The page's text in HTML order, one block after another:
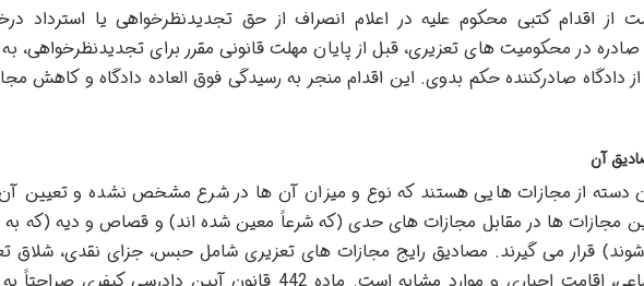
از اقدام کتبی محکوم علیه در اعلام انصراف از حق تجدیدنظرخواهی یا استرداد
در محکومیت های تعزیری، قبل از پایان مهلت قانونی مقرر برای تجدیدنظرخواهی،
دادگاه صادرکننده حکم بدوی. این اقدام منجر به رسیدگی فوق العاده دادگاه و کاهش
آن
دسته از مجازات هایی هستند که نوع و میزان آن ها در شرع مشخص نشده و تعیین
مجازات ها در مقابل مجازات های حدی (که شرعاً معین شده اند) و قصاص و دیه (که به
قرار می گیرند. مصادیق رایج مجازات های تعزیری شامل حبس، جزای نقدی، شلاق